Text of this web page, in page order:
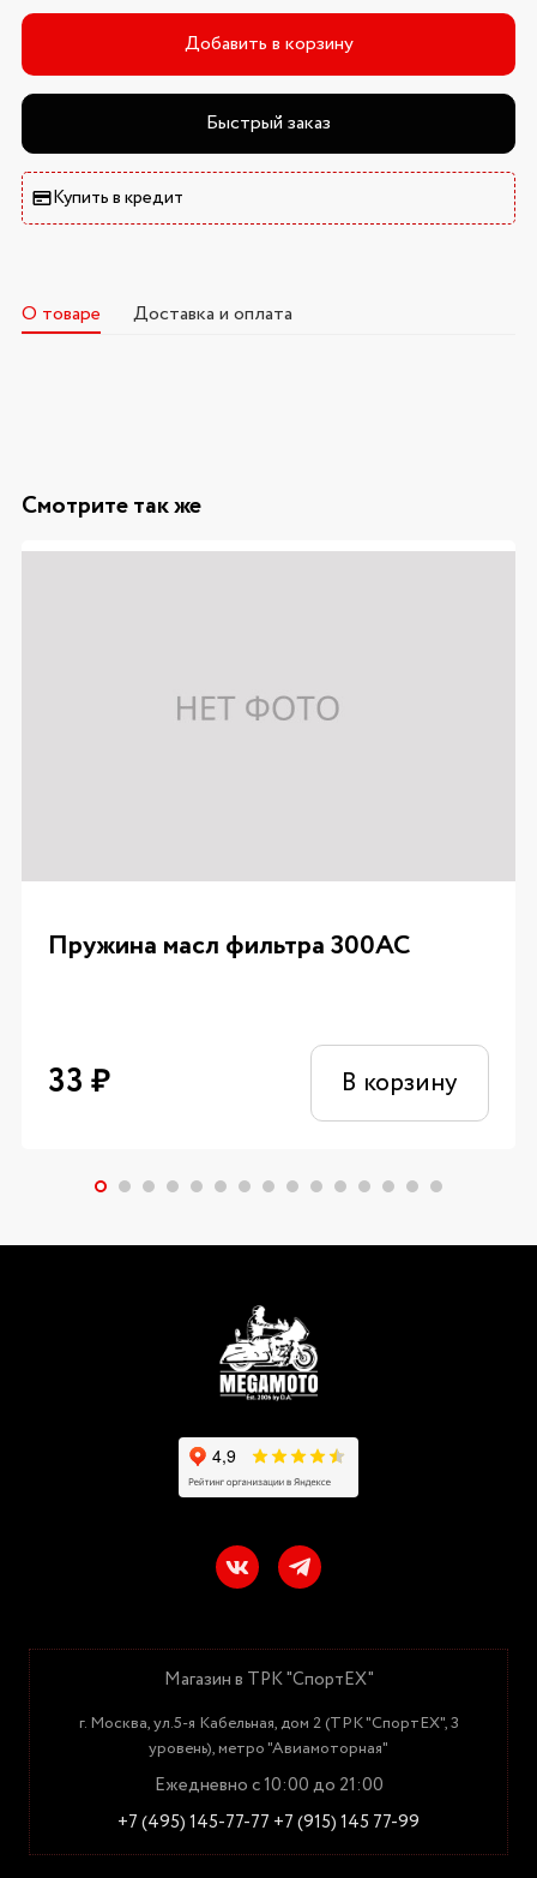
Добавить в корзину
Быстрый заказ
Купить в кредит
О товаре Доставка и оплата
Смотрите так же
Пружина масл фильтра 300AC
33 ₽ В корзину
Магазин в ТРК "СпортЕХ"
г. Москва, ул.5-я Кабельная, дом 2 (ТРК "СпортЕХ", 3
уровень), метро "Авиамоторная"
Ежедневно с 10:00 до 21:00
+7 (495) 145-77-77 +7 (915) 145 77-99